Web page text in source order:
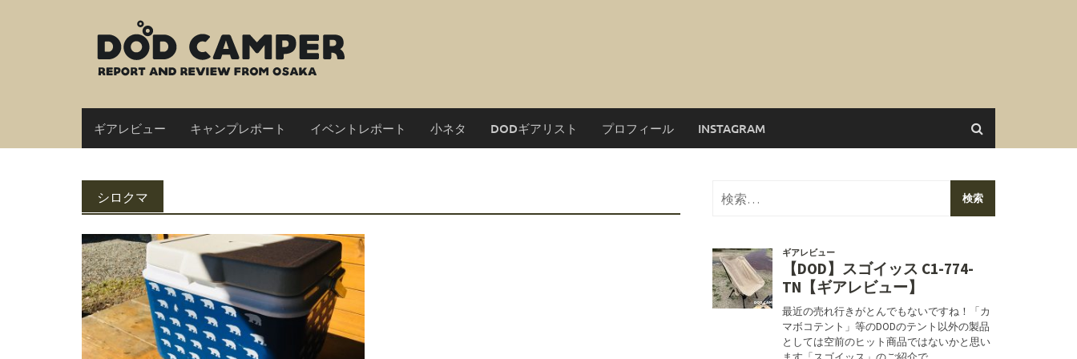
ギアレビュー キャンプレポート イベントレポート 小ネタ DODギアリスト プロフィール INSTAGRAM
シロクマ
検
索: